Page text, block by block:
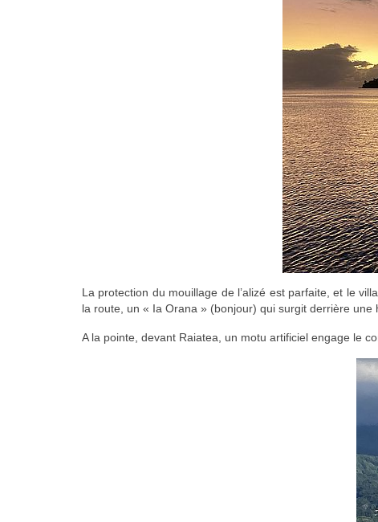
La protection du mouillage de l’alizé est parfaite, et le
la route, un « Ia Orana » (bonjour) qui surgit derrière
A la pointe, devant Raiatea, un motu artificiel engage le